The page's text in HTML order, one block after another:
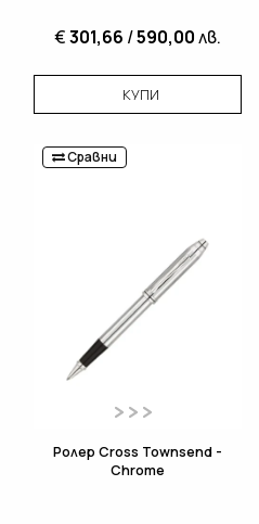
€301,66 /590,00лв.
КУПИ
Сравни
Ролер Cross Townsend -
Chrome